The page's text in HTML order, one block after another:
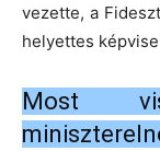
vezette, a
helyettes
Most